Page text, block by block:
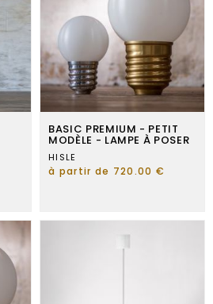
BASIC PREMIUM - PETIT
MODÈLE - LAMPE À POSER
HISLE
à partir de 720.00 €